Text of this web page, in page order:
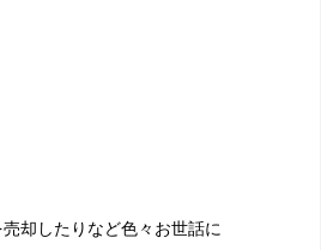
却したりなど色々お世話に